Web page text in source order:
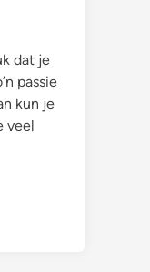
dat je
passie
kun je
veel